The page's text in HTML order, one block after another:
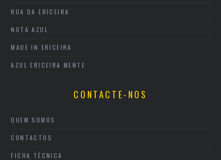
RUA DA ERICEIRA
NOTA AZUL
MADE IN ERICEIRA
AZUL ERICEIRA MENTE
CONTACTE-NOS
QUEM SOMOS
CONTACTOS
FICHA TÉCNICA